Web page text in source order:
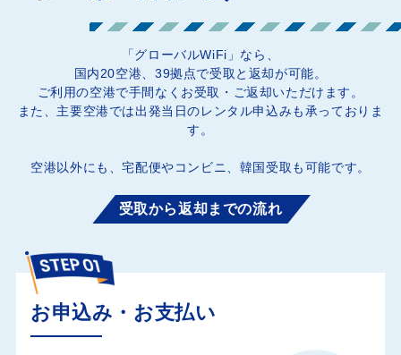
「グローバルWiFi」なら、
国内20空港、 39拠点で受取と返却が可能。
ご利用の空港で手間なくお受取・ご返却いただけます。
また、主要空港では出発当日のレンタル申込みも承っておりま
す。
空港以外にも、宅配便やコンビニ、韓国受取も可能です。
受取から返却までの流れ
お申込み・お支払い